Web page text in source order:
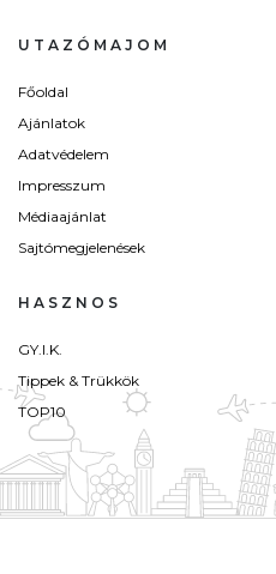
UTAZÓMAJOM
Főoldal
Ajánlatok
Adatvédelem
Impresszum
Médiaajánlat
Sajtómegjelenések
HASZNOS
GY.I.K.
Tippek & Trükkök
TOP10